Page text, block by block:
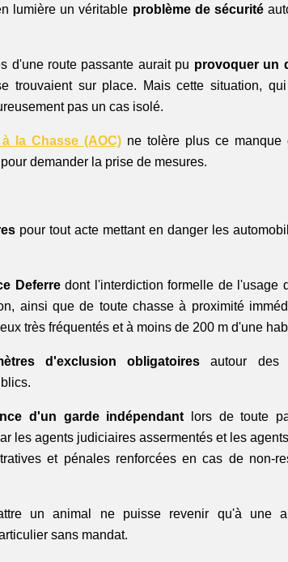
lumière un véritable problème de sécurité
d'une route passante aurait pu provoquer un
trouvaient sur place. Mais cette situation,
pas un cas isolé.
la Chasse (AOC) ne tolère plus ce manque
pour demander la prise de mesures.
pour tout acte mettant en danger les
Deferre dont l'interdiction formelle de l'usage
ainsi que de toute chasse à proximité
très fréquentés et à moins de 200 m d'une
d'exclusion obligatoires autour des
d'un garde indépendant lors de toute
les agents judiciaires assermentés et les
et pénales renforcées en cas de non-
un animal ne puisse revenir qu'à une
sans mandat.